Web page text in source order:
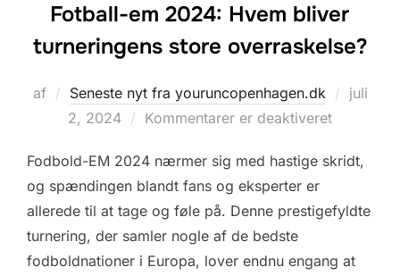
Fotball-em 2024: Hvem bliver
turneringens store overraskelse?
af Seneste nyt fra youruncopenhagen.dk
Udgivet
juli
2, 2024
Kommentarer er deaktiveret
Fodbold-EM 2024 nærmer sig med hastige skridt,
og spændingen blandt fans og eksperter er
allerede til at tage og føle på. Denne prestigefyldte
turnering, der samler nogle af de bedste
fodboldnationer i Europa, lover endnu engang at